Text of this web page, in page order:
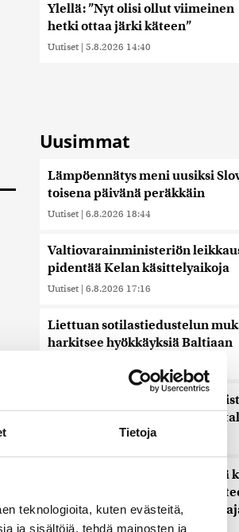
Tietoja
teknologioita, kuten evästeitä,
ja sisältöjä, tehdä mainosten ja
Ylellä: ”Nyt olisi ollut viimeinen
hetki ottaa järki käteen”
Uutiset | 5.8.2026 14:40
Uusimmat
Lämpöennätys meni uusiksi
toisena päivänä peräkkäin
Uutiset | 6.8.2026 18:44
Valtiovarainministeriön
pidentää Kelan käsittelyaikoja
Uutiset | 6.8.2026 17:16
Liettuan sotilastiedustelun
harkitsee hyökkäyksiä Baltiaan
Ex-kansanedustaja Ano
vaimoaan syytetään törkeistä
6.8.2026 16:45
Hallitus nostaa alijäämän tällä
selvästi isommaksi kuin
huomauttaa politiikan